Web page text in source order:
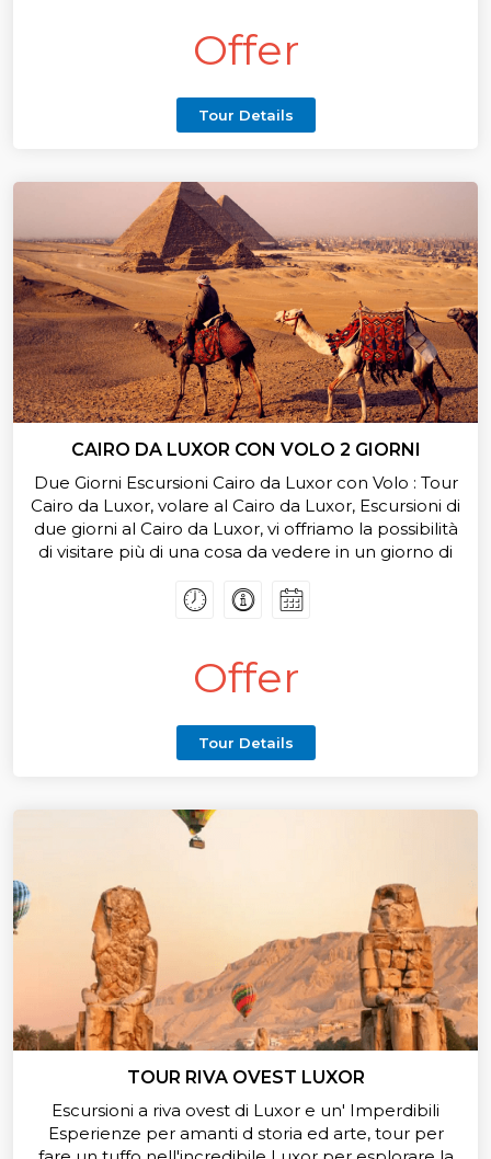
il tour di giorno a Luxor
Offer
Tour Details
CAIRO DA LUXOR CON VOLO 2 GIORNI
Due Giorni Escursioni Cairo da Luxor con Volo : Tour
Cairo da Luxor, volare al Cairo da Luxor, Escursioni di
due giorni al Cairo da Luxor, vi offriamo la possibilità
di visitare più di una cosa da vedere in un giorno di
Islamico e Copto Cairo.
Offer
Tour Details
TOUR RIVA OVEST LUXOR
Escursioni a riva ovest di Luxor e un' Imperdibili
Esperienze per amanti d storia ed arte, tour per